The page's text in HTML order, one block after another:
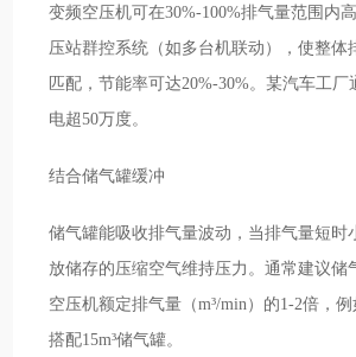
变频空压机可在30%-100%排气量范围内
压站群控系统（如多台机联动），使整体
匹配，节能率可达20%-30%。某汽车工
电超50万度。
结合储气罐缓冲
储气罐能吸收排气量波动，当排气量短时
放储存的压缩空气维持压力。通常建议储
空压机额定排气量（m³/min）的1-2倍，例
搭配15m³储气罐。